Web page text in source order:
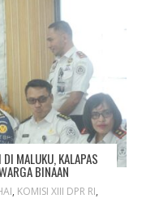
MALUKU, KALAPAS
BINAAN
, KOMISI XIII DPR RI,